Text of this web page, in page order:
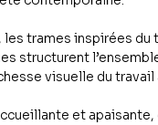
trames inspirées du
structurent
visuelle du travail
et